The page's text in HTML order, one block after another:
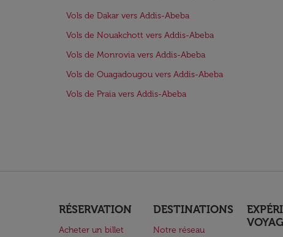
Vols de Dakar vers Addis-Abeba
Vols de Nouakchott vers Addis-Abeba
Vols de Monrovia vers Addis-Abeba
Vols de Ouagadougou vers Addis-Abeba
Vols de Praia vers Addis-Abeba
RÉSERVATION
Acheter un billet
DESTINATIONS
Notre réseau